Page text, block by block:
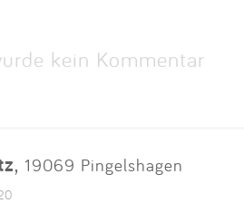
Partnerkein Kommentar
, 19069 Pingelshagen